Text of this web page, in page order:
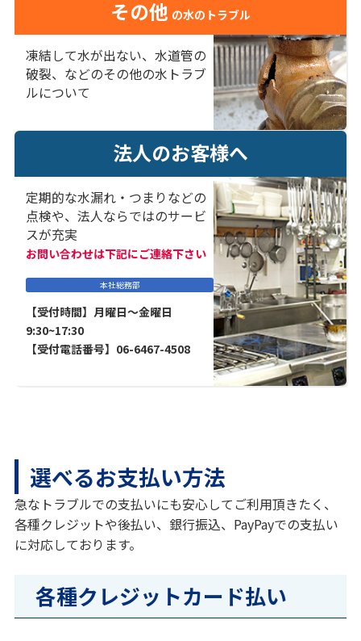
その他 の水のトラブル
凍結して水が出ない、水道管の
破裂、などのその他の水トラブ
ルについて
法人のお客様へ
定期的な水漏れ・つまりなどの
点検や、法人ならではのサービ
スが充実
お問い合わせは下記にご連絡下さい
本社総務部
【受付時間】月曜日～金曜日
9:30~17:30
【受付電話番号】06-6467-4508
選べるお支払い方法
急なトラブルでの支払いにも安心してご利用頂きたく、
各種クレジットや後払い、銀行振込、PayPayでの支払い
に対応しております。
各種クレジットカード払い